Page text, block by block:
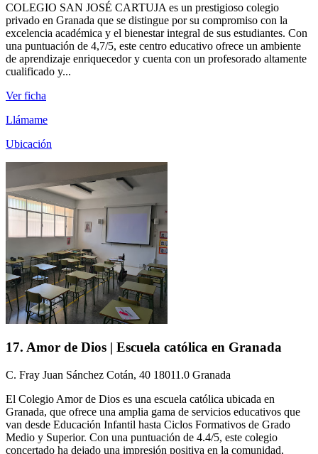
COLEGIO SAN JOSÉ CARTUJA es un prestigioso colegio
privado en Granada que se distingue por su compromiso con la
excelencia académica y el bienestar integral de sus estudiantes. Con
una puntuación de 4,7/5, este centro educativo ofrece un ambiente
de aprendizaje enriquecedor y cuenta con un profesorado altamente
cualificado y...
Ver ficha
Llámame
Ubicación
17. Amor de Dios | Escuela católica en Granada
C. Fray Juan Sánchez Cotán, 40 18011.0 Granada
El Colegio Amor de Dios es una escuela católica ubicada en
Granada, que ofrece una amplia gama de servicios educativos que
van desde Educación Infantil hasta Ciclos Formativos de Grado
Medio y Superior. Con una puntuación de 4.4/5, este colegio
concertado ha dejado una impresión positiva en la comunidad,